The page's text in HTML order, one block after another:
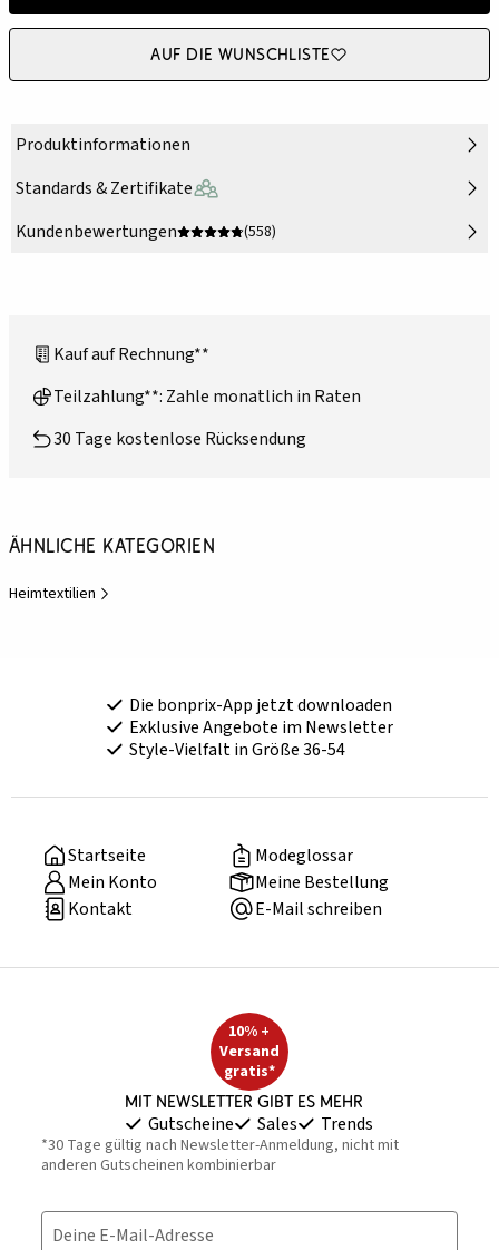
Auf die Wunschliste
Produktinformationen
Standards & Zertifikate
Kundenbewertungen
(558)
Kauf auf Rechnung**
Teilzahlung**: Zahle monatlich in Raten
30 Tage kostenlose Rücksendung
Ähnliche Kategorien
Heimtextilien
Die bonprix-App jetzt downloaden
Exklusive Angebote im Newsletter
Style-Vielfalt in Größe 36-54
Startseite
Modeglossar
Mein Konto
Meine Bestellung
Kontakt
E-Mail schreiben
10% +
Versand
gratis*
Mit Newsletter gibt es mehr
Gutscheine Sales Trends
*30 Tage gültig nach Newsletter-Anmeldung, nicht mit
anderen Gutscheinen kombinierbar
Deine E-Mail-Adresse